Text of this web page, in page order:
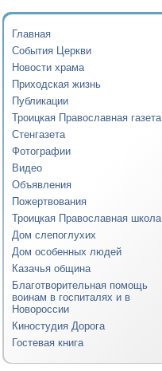
Главная
События Церкви
Новости храма
Приходская жизнь
Публикации
Троицкая Православная газета
Стенгазета
Фотографии
Видео
Объявления
Пожертвования
Троицкая Православная школа
Дом слепоглухих
Дом особенных людей
Казачья община
Благотворительная помощь
воинам в госпиталях и в
Новороссии
Киностудия Дорога
Гостевая книга